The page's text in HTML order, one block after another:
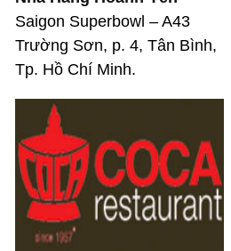
Saigon Superbowl – A43
Trường Sơn, p. 4, Tân Bình,
Tp. Hồ Chí Minh.